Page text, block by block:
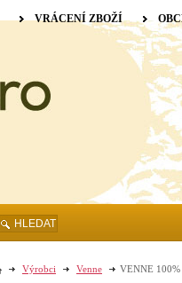
Výrobci Venne VENNE
VRÁCENÍ ZBOŽÍ
HLEDAT